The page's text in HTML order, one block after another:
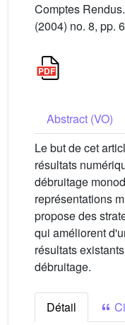
Comptes
(2004) no. 8, pp.
Abstract (VO)
Le but de cet
résultats
débruitage
représentations
propose des
qui améliorent
résultats
débruitage.
Détail